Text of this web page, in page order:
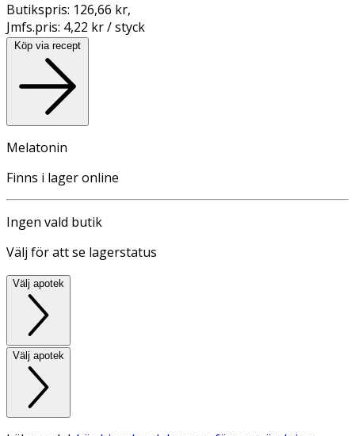
Butikspris: 126,66 kr,
Jmfs.pris: 4,22 kr / styck
Köp via recept
Melatonin
Finns i lager online
Ingen vald butik
Välj för att se lagerstatus
Välj apotek
Välj apotek